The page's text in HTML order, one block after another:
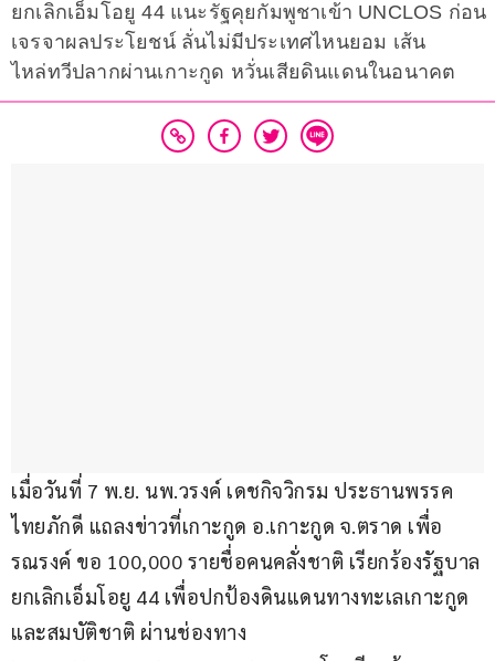
ยกเลิกเอ็มโอยู 44 แนะรัฐคุยกัมพูชาเข้า UNCLOS ก่อน
เจรจาผลประโยชน์ ลั่นไม่มีประเทศไหนยอม เส้น
ไหล่ทวีปลากผ่านเกาะกูด หวั่นเสียดินแดนในอนาคต
เมื่อวันที่ 7 พ.ย. นพ.วรงค์ เดชกิจวิกรม ประธานพรรค
ไทยภักดี แถลงข่าวที่เกาะกูด อ.เกาะกูด จ.ตราด เพื่อ
รณรงค์ ขอ 100,000 รายชื่อคนคลั่งชาติ เรียกร้องรัฐบาล
ยกเลิกเอ็มโอยู 44 เพื่อปกป้องดินแดนทางทะเลเกาะกูด
และสมบัติชาติ ผ่านช่องทาง